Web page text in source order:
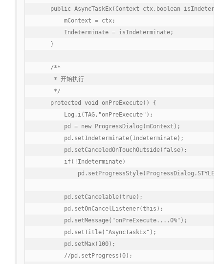
public AsyncTaskEx(Context ctx,boolean
        mContext = ctx;
        Indeterminate = isIndeterminate;
    }
    /**
     * 开始执行
     */
    protected void onPreExecute() {
        Log.i(TAG,"onPreExecute");
        pd = new ProgressDialog(mContext);
        pd.setIndeterminate(Indeterminate);
        pd.setCanceledOnTouchOutside(false);
        if(!Indeterminate)
        pd.setCancelable(true);
        pd.setOnCancelListener(this);
        pd.setMessage("onPreExecute....0%");
        pd.setTitle("AsyncTaskEx");
        pd.setMax(100);
        //pd.setProgress(0);